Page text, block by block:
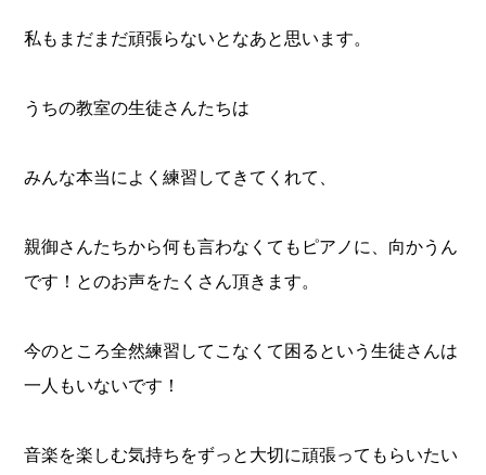
私もまだまだ頑張らないとなあと思います。
うちの教室の生徒さんたちは
みんな本当によく練習してきてくれて、
親御さんたちから何も言わなくてもピアノに、向かうん
です！とのお声をたくさん頂きます。
今のところ全然練習してこなくて困るという生徒さんは
一人もいないです！
音楽を楽しむ気持ちをずっと大切に頑張ってもらいたい